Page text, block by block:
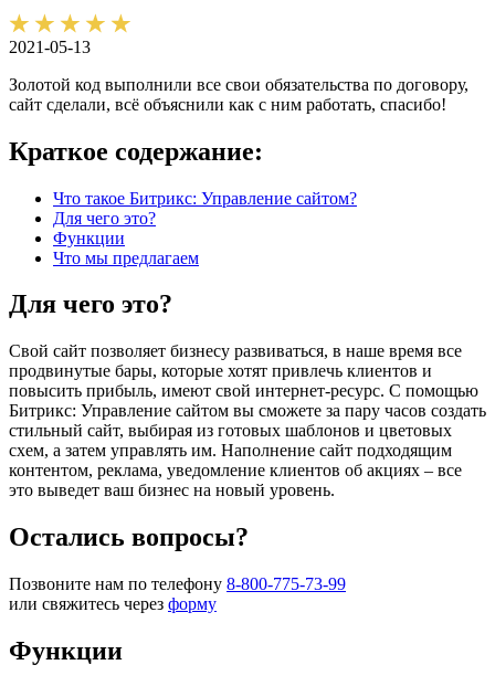
2021-05-13
Золотой код выполнили все свои обязательства по договору,
сайт сделали, всё объяснили как с ним работать, спасибо!
Краткое содержание:
Что такое Битрикс: Управление сайтом?
Для чего это?
Функции
Что мы предлагаем
Для чего это?
Свой сайт позволяет бизнесу развиваться, в наше время все
продвинутые бары, которые хотят привлечь клиентов и
повысить прибыль, имеют свой интернет-ресурс. С помощью
Битрикс: Управление сайтом вы сможете за пару часов создать
стильный сайт, выбирая из готовых шаблонов и цветовых
схем, а затем управлять им. Наполнение сайт подходящим
контентом, реклама, уведомление клиентов об акциях – все
это выведет ваш бизнес на новый уровень.
Остались вопросы?
Позвоните нам по телефону 8-800-775-73-99
или свяжитесь через форму
Функции